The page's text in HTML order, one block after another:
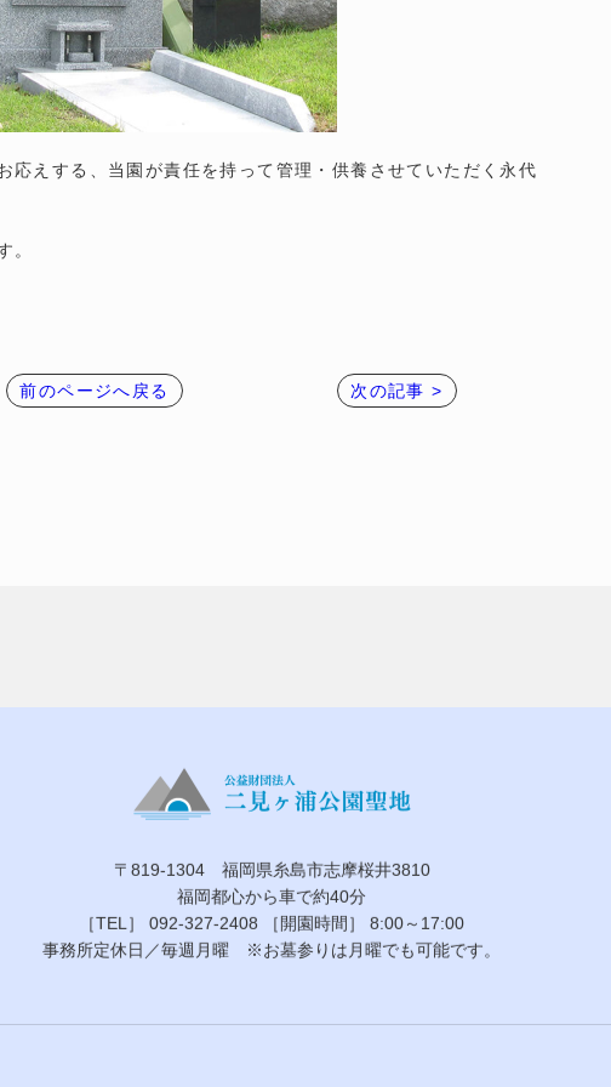
応えする、当園が責任を持って管理・供養させていただく永代
。
前のページへ戻る 次の記事 >
〒819-1304 福岡県糸島市志摩桜井3810
福岡都心から車で約40分
［TEL］ 092-327-2408 ［開園時間］ 8:00～17:00
事務所定休日／毎週月曜 ※お墓参りは月曜でも可能です。